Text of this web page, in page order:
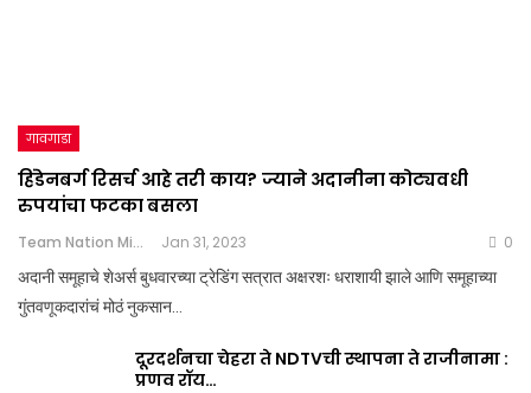
गावगाडा
हिंडेनबर्ग रिसर्च आहे तरी काय? ज्याने अदानीना कोट्यवधी
रुपयांचा फटका बसला
Team Nation Mic Jan 31, 2023 0
अदानी समूहाचे शेअर्स बुधवारच्या ट्रेडिंग सत्रात अक्षरशः धराशायी झाले आणि समूहाच्या
गुंतवणूकदारांचं मोठं नुकसान…
दूरदर्शनचा चेहरा ते NDTVची स्थापना ते राजीनामा :
प्रणव रॉय…